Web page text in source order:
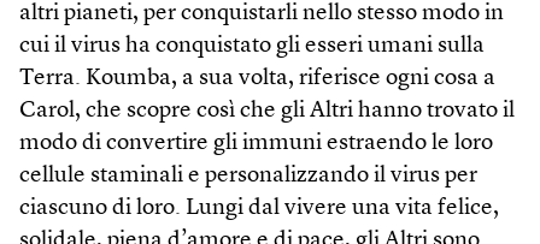
altri pianeti, per conquistarli nello stesso modo in
cui il virus ha conquistato gli esseri umani sulla
Terra. Koumba, a sua volta, riferisce ogni cosa a
Carol, che scopre così che gli Altri hanno trovato il
modo di convertire gli immuni estraendo le loro
cellule staminali e personalizzando il virus per
ciascuno di loro. Lungi dal vivere una vita felice,